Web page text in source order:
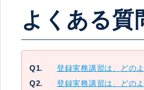
よくある質
Q1.
登録実務講習は、どの
Q2.
登録実務講習は、どの